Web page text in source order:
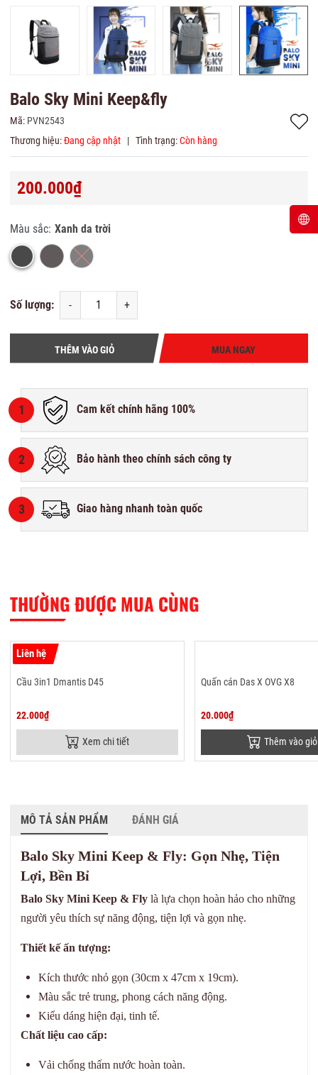
Balo Sky Mini Keep&fly
Mã: PVN2543
Thương hiệu:Đang cập nhật | Tình trạng:Còn hàng
200.000₫
Màu sắc: Xanh da trời
Số lượng: - +
THÊM VÀO GIỎ MUA NGAY
1 Cam kết chính hãng 100%
2 Bảo hành theo chính sách công ty
3 Giao hàng nhanh toàn quốc
THƯỜNG ĐƯỢC MUA CÙNG
Liên hệ
Cầu 3in1 Dmantis D45
22.000₫
Xem chi tiết
Quấn cán Das X OVG X8
20.000₫
Thêm vào giỏ
MÔ TẢ SẢN PHẨM ĐÁNH GIÁ
Balo Sky Mini Keep & Fly: Gọn Nhẹ, Tiện
Lợi, Bền Bỉ
Balo Sky Mini Keep & Fly là lựa chọn hoàn hảo cho những
người yêu thích sự năng động, tiện lợi và gọn nhẹ.
Thiết kế ấn tượng:
Kích thước nhỏ gọn (30cm x 47cm x 19cm).
Màu sắc trẻ trung, phong cách năng động.
Kiểu dáng hiện đại, tinh tế.
Chất liệu cao cấp:
Vải chống thấm nước hoàn toàn.